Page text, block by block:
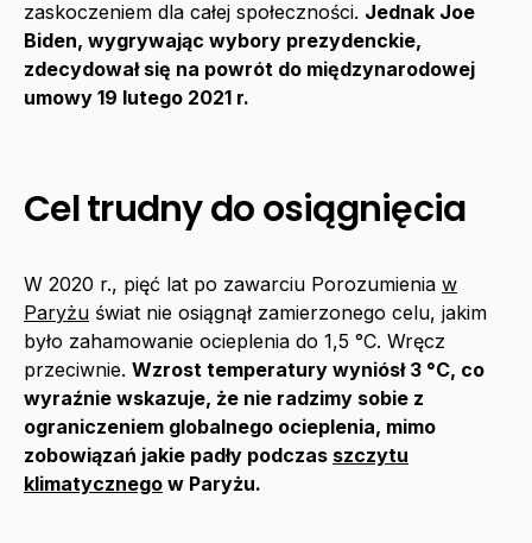
zaskoczeniem dla całej społeczności. Jednak Joe
Biden, wygrywając wybory prezydenckie,
zdecydował się na powrót do międzynarodowej
umowy 19 lutego 2021 r.
Cel trudny do osiągnięcia
W 2020 r., pięć lat po zawarciu Porozumienia w
Paryżu świat nie osiągnął zamierzonego celu, jakim
było zahamowanie ocieplenia do 1,5 °C. Wręcz
przeciwnie. Wzrost temperatury wyniósł 3 °C, co
wyraźnie wskazuje, że nie radzimy sobie z
ograniczeniem globalnego ocieplenia, mimo
zobowiązań jakie padły podczas szczytu
klimatycznego w Paryżu.